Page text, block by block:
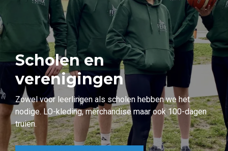
Scholen en
verenigingen
Zowel voor leerlingen als scholen hebben we het
nodige. LO-kleding, merchandise maar ook 100-dagen
truien.